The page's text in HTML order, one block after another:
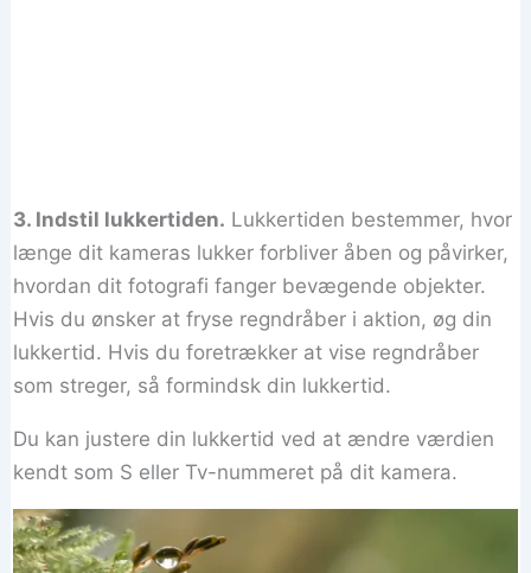
3. Indstil lukkertiden. Lukkertiden bestemmer, hvor
længe dit kameras lukker forbliver åben og påvirker,
hvordan dit fotografi fanger bevægende objekter.
Hvis du ønsker at fryse regndråber i aktion, øg din
lukkertid. Hvis du foretrækker at vise regndråber
som streger, så formindsk din lukkertid.
Du kan justere din lukkertid ved at ændre værdien
kendt som S eller Tv-nummeret på dit kamera.